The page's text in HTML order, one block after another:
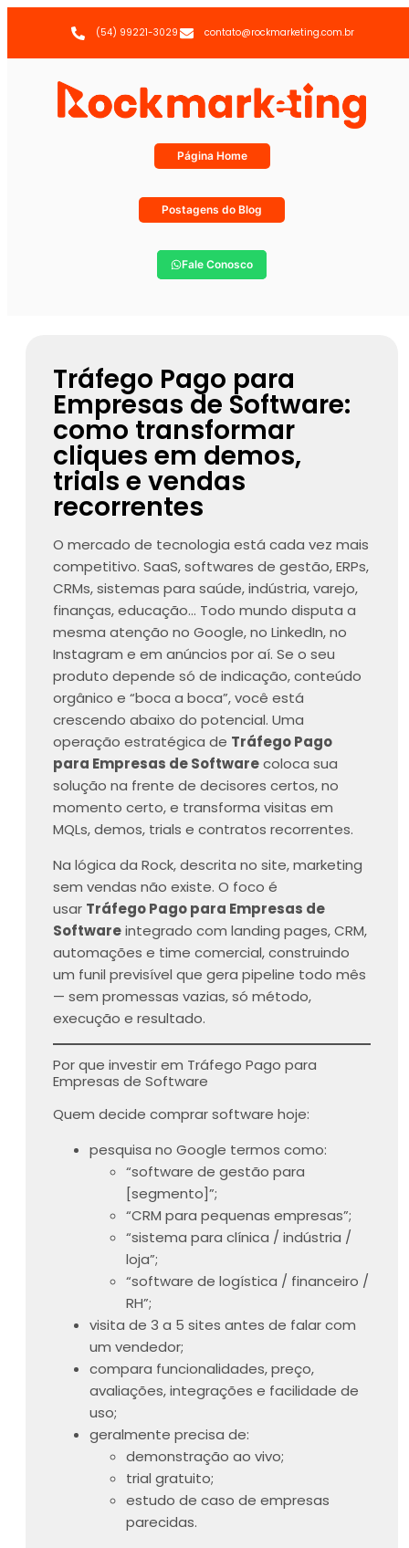
(54) 99221-3029 contato@rockmarketing.com.br
Página Home
Postagens do Blog
Fale Conosco
Tráfego Pago para
Empresas de Software:
como transformar
cliques em demos,
trials e vendas
recorrentes
O mercado de tecnologia está cada vez mais
competitivo. SaaS, softwares de gestão, ERPs,
CRMs, sistemas para saúde, indústria, varejo,
finanças, educação… Todo mundo disputa a
mesma atenção no Google, no LinkedIn, no
Instagram e em anúncios por aí. Se o seu
produto depende só de indicação, conteúdo
orgânico e “boca a boca”, você está
crescendo abaixo do potencial. Uma
operação estratégica de Tráfego Pago
para Empresas de Softwarecoloca sua
solução na frente de decisores certos, no
momento certo, e transforma visitas em
MQLs, demos, trials e contratos recorrentes.
Na lógica da Rock, descrita no site, marketing
sem vendas não existe. O foco é
usar Tráfego Pago para Empresas de
Softwareintegrado com landing pages, CRM,
automações e time comercial, construindo
um funil previsível que gera pipeline todo mês
— sem promessas vazias, só método,
execução e resultado.
Por que investir em Tráfego Pago para
Empresas de Software
Quem decide comprar software hoje:
pesquisa no Google termos como:
“software de gestão para
[segmento]”;
“CRM para pequenas empresas”;
“sistema para clínica / indústria /
loja”;
“software de logística / financeiro /
RH”;
visita de 3 a 5 sites antes de falar com
um vendedor;
compara funcionalidades, preço,
avaliações, integrações e facilidade de
uso;
geralmente precisa de:
demonstração ao vivo;
trial gratuito;
estudo de caso de empresas
parecidas.